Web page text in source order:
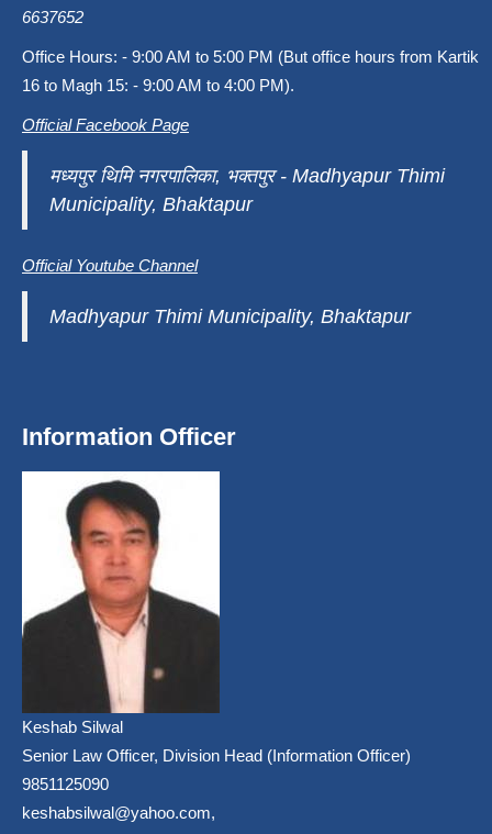
6637652
Office Hours: - 9:00 AM to 5:00 PM (But office hours from Kartik
16 to Magh 15: - 9:00 AM to 4:00 PM).
Official Facebook Page
मध्यपुर थिमि नगरपालिका, भक्तपुर - Madhyapur Thimi
Municipality, Bhaktapur
Official Youtube Channel
Madhyapur Thimi Municipality, Bhaktapur
Information Officer
Keshab Silwal
Senior Law Officer, Division Head (Information Officer)
9851125090
keshabsilwal@yahoo.com,